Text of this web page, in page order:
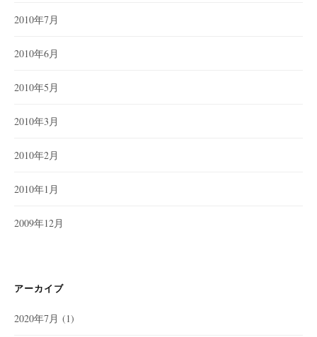
2010年7月
2010年6月
2010年5月
2010年3月
2010年2月
2010年1月
2009年12月
アーカイブ
2020年7月 (1)